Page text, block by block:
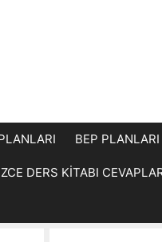
BEP PLANLARI
DERS KİTABI